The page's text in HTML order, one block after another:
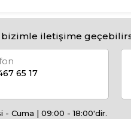
iletişime
65 17
- Cuma | 09:00 - 18:00'dir.